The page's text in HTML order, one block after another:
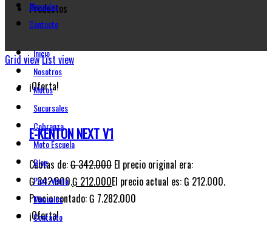
Manuales
Contacto
Inicio
Nosotros
Motos
Sucursales
Cobranza
Moto Escuela
Blog
Post-Venta
Manuales
Contacto
Productos
Grid viewList view
¡Oferta!
E-KENTON NEXT V1
Cuotas de:₲342.000 El precio original era:
₲ 342.000.₲ 212.000El precio actual es: ₲ 212.000.
Precio contado: ₲ 7.282.000
¡Oferta!